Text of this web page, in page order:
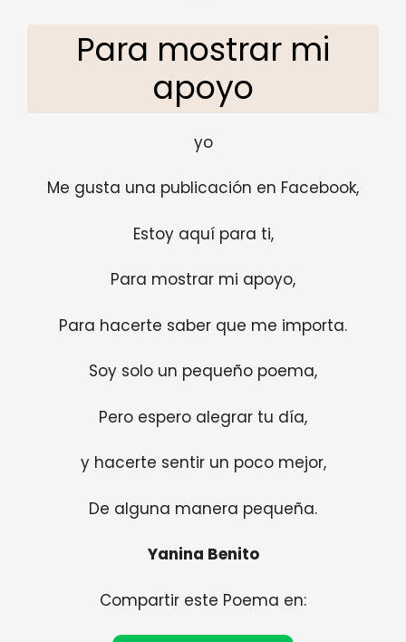
Para mostrar mi
apoyo
yo
Me gusta una publicación en Facebook,
Estoy aquí para ti,
Para mostrar mi apoyo,
Para hacerte saber que me importa.
Soy solo un pequeño poema,
Pero espero alegrar tu día,
y hacerte sentir un poco mejor,
De alguna manera pequeña.
Yanina Benito
Compartir este Poema en: